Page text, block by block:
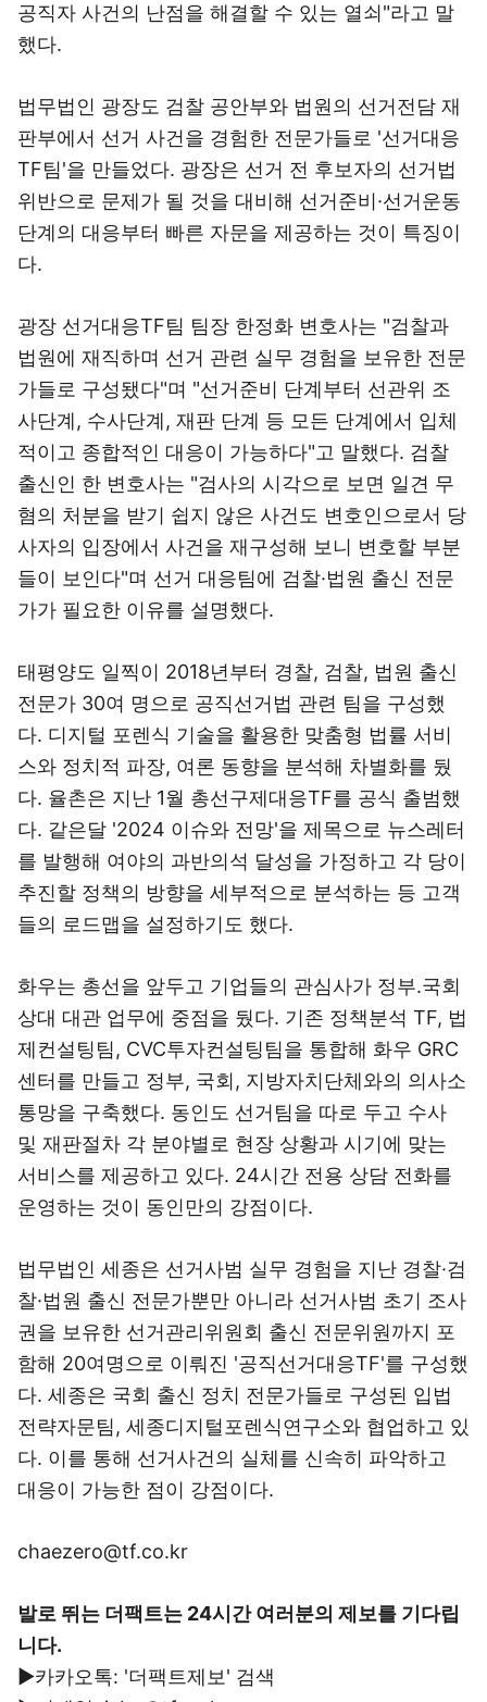
공직자 사건의 난점을 해결할 수 있는 열쇠"라고 말
했다.
법무법인 광장도 검찰 공안부와 법원의 선거전담 재
판부에서 선거 사건을 경험한 전문가들로 '선거대응
TF팀'을 만들었다. 광장은 선거 전 후보자의 선거법
위반으로 문제가 될 것을 대비해 선거준비·선거운동
단계의 대응부터 빠른 자문을 제공하는 것이 특징이
다.
광장 선거대응TF팀 팀장 한정화 변호사는 "검찰과
법원에 재직하며 선거 관련 실무 경험을 보유한 전문
가들로 구성됐다"며 "선거준비 단계부터 선관위 조
사단계, 수사단계, 재판 단계 등 모든 단계에서 입체
적이고 종합적인 대응이 가능하다"고 말했다. 검찰
출신인 한 변호사는 "검사의 시각으로 보면 일견 무
혐의 처분을 받기 쉽지 않은 사건도 변호인으로서 당
사자의 입장에서 사건을 재구성해 보니 변호할 부분
들이 보인다"며 선거 대응팀에 검찰·법원 출신 전문
가가 필요한 이유를 설명했다.
태평양도 일찍이 2018년부터 경찰, 검찰, 법원 출신
전문가 30여 명으로 공직선거법 관련 팀을 구성했
다. 디지털 포렌식 기술을 활용한 맞춤형 법률 서비
스와 정치적 파장, 여론 동향을 분석해 차별화를 뒀
다. 율촌은 지난 1월 총선구제대응TF를 공식 출범했
다. 같은달 '2024 이슈와 전망'을 제목으로 뉴스레터
를 발행해 여야의 과반의석 달성을 가정하고 각 당이
추진할 정책의 방향을 세부적으로 분석하는 등 고객
들의 로드맵을 설정하기도 했다.
화우는 총선을 앞두고 기업들의 관심사가 정부.국회
상대 대관 업무에 중점을 뒀다. 기존 정책분석 TF, 법
제컨설팅팀, CVC투자컨설팅팀을 통합해 화우 GRC
센터를 만들고 정부, 국회, 지방자치단체와의 의사소
통망을 구축했다. 동인도 선거팀을 따로 두고 수사
및 재판절차 각 분야별로 현장 상황과 시기에 맞는
서비스를 제공하고 있다. 24시간 전용 상담 전화를
운영하는 것이 동인만의 강점이다.
법무법인 세종은 선거사범 실무 경험을 지난 경찰·검
찰·법원 출신 전문가뿐만 아니라 선거사범 초기 조사
권을 보유한 선거관리위원회 출신 전문위원까지 포
함해 20여명으로 이뤄진 '공직선거대응TF'를 구성했
다. 세종은 국회 출신 정치 전문가들로 구성된 입법
전략자문팀, 세종디지털포렌식연구소와 협업하고 있
다. 이를 통해 선거사건의 실체를 신속히 파악하고
대응이 가능한 점이 강점이다.
chaezero@tf.co.kr
발로 뛰는 더팩트는 24시간 여러분의 제보를 기다립
니다.
▶카카오톡: '더팩트제보' 검색